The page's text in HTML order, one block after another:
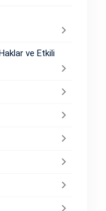
ve Etkili